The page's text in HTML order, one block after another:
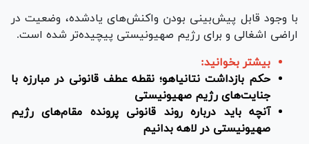
با وجود قابل پیش‌بینی بودن واکنش‌های یادشده، وضعیت در
اراضی اشغالی و برای رژیم صهیونیستی پیچیده‌تر شده است.
بیشتر بخوانید:
حکم بازداشت نتانیاهو؛ نقطه عطف قانونی در مبارزه با
جنایت‌های رژیم صهیونیستی
آنچه باید درباره روند قانونی پرونده مقام‌های رژیم
صهیونیستی در لاهه بدانیم